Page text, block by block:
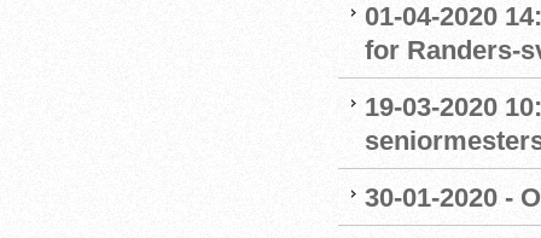
01-04-2020
for Randers-
19-03-2020
30-01-2020 -